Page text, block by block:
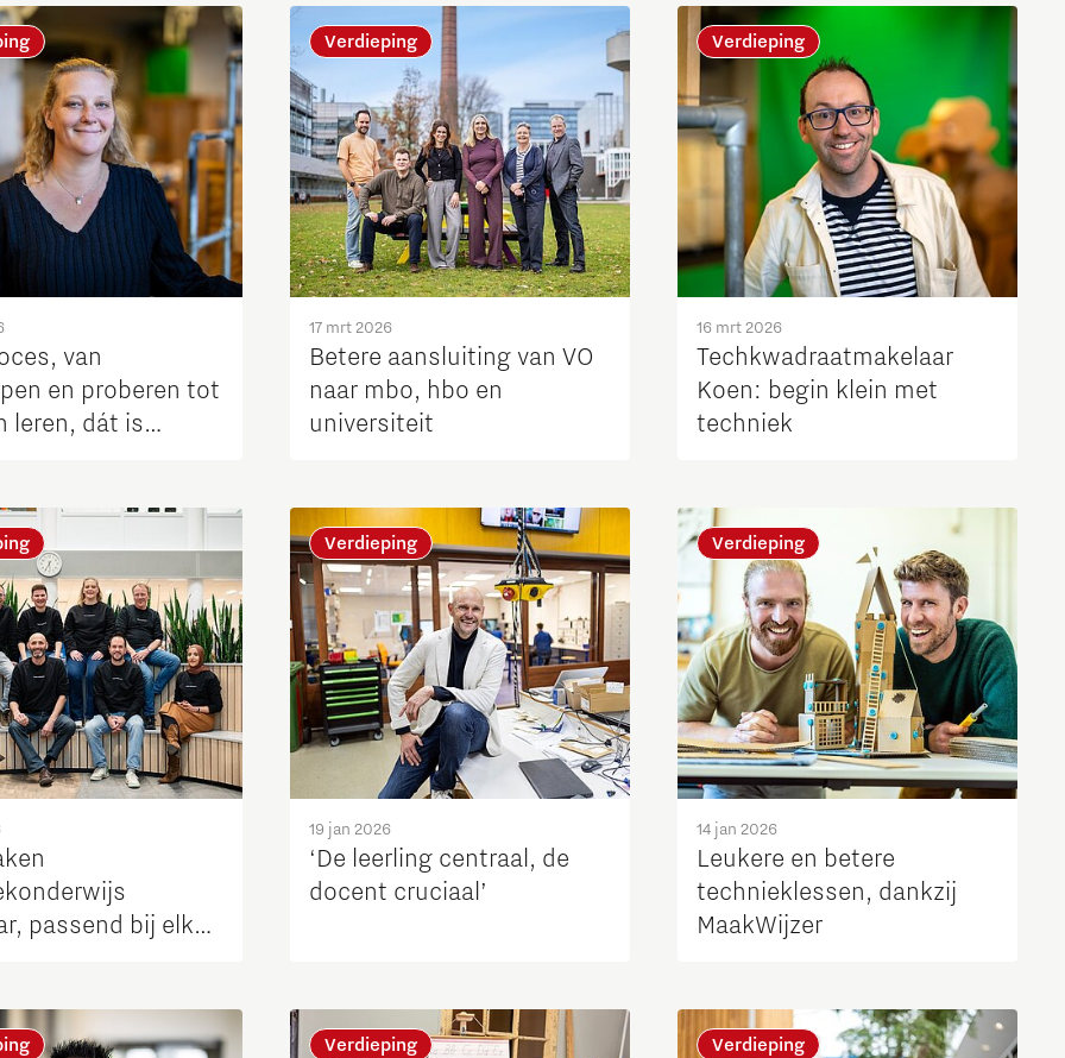
Brainport Industries Campus
High Tech Campus Eindhoven
Strijp District
TU/e Campus
Micro and nano electronics Food
Next Tech Food Factories
van
en proberen tot
leren, dát is
Verdieping
17 mrt 2026
Betere aansluiting van VO
naar mbo, hbo en
universiteit
Verdieping
16 mrt 2026
Techkwadraatmakelaar
Koen: begin klein met
techniek
passend bij elke
Verdieping
19 jan 2026
‘De leerling centraal, de
docent cruciaal’
Verdieping
14 jan 2026
Leukere en betere
technieklessen, dankzij
MaakWijzer
Verdieping Verdieping